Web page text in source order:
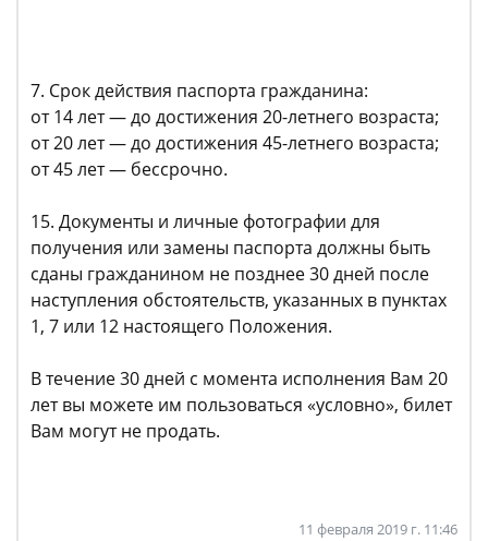
7. Срок действия паспорта гражданина:
от 14 лет — до достижения 20-летнего возраста;
от 20 лет — до достижения 45-летнего возраста;
от 45 лет — бессрочно.
15. Документы и личные фотографии для
получения или замены паспорта должны быть
сданы гражданином не позднее 30 дней после
наступления обстоятельств, указанных в пунктах
1, 7 или 12 настоящего Положения.
В течение 30 дней с момента исполнения Вам 20
лет вы можете им пользоваться «условно», билет
Вам могут не продать.
11 февраля 2019 г. 11:46